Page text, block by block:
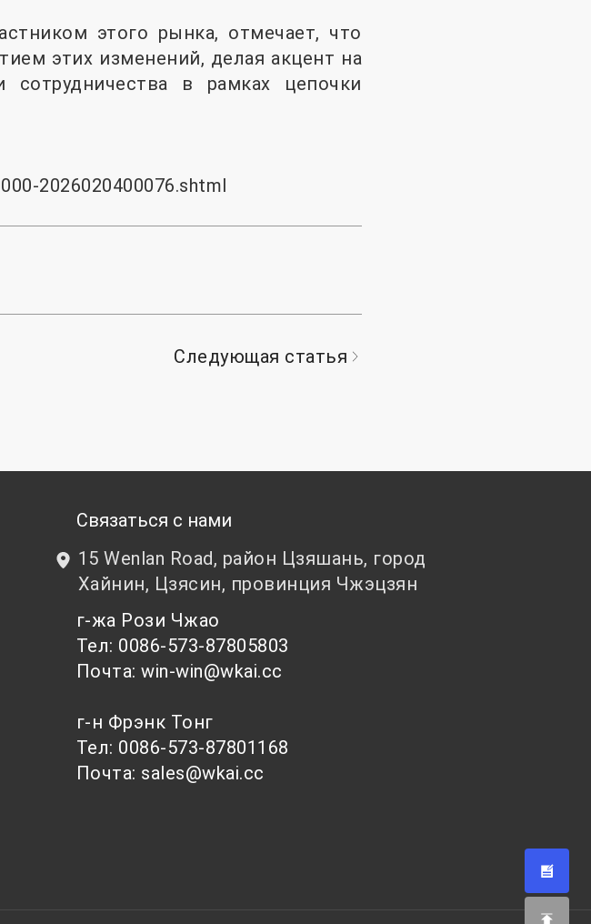
этого рынка, отмечает, что
этих изменений, делая акцент на
сотрудничества в рамках цепочки
2026020400076.shtml
Следующая статья
Связаться с нами
15 Wenlan Road, район Цзяшань, город
Хайнин, Цзясин, провинция Чжэцзян
г-жа Рози Чжао
Тел: 0086-573-87805803
Почта: win-win@wkai.cc
г-н Фрэнк Тонг
Тел: 0086-573-87801168
Почта: sales@wkai.cc